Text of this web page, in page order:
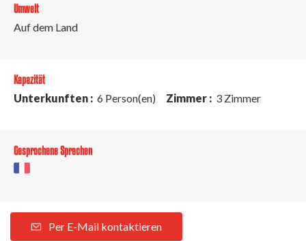
Umwelt
Auf dem Land
Kapazität
Unterkunften : 6 Person(en) Zimmer : 3 Zimmer
Gesprochene Sprachen
Per E-Mail kontaktieren